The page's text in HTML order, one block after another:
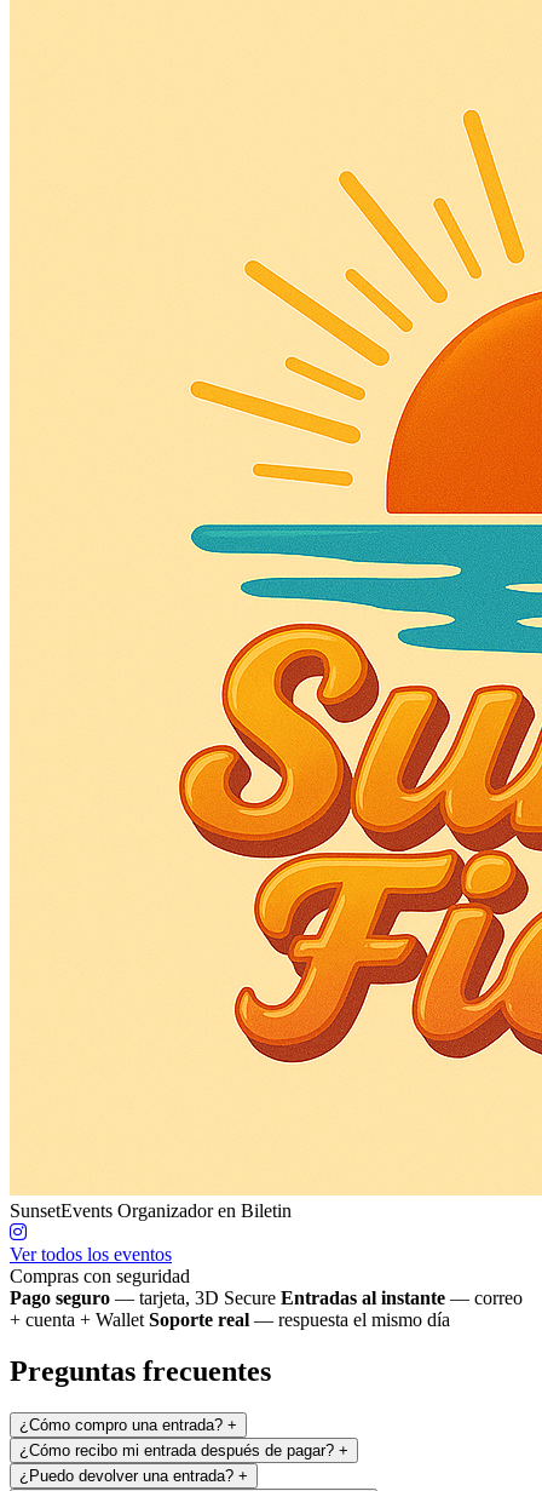
SunsetEvents Organizador en Biletin
Ver todos los eventos
Compras con seguridad
Pago seguro — tarjeta, 3D Secure Entradas al instante — correo
+ cuenta + Wallet Soporte real — respuesta el mismo día
Preguntas frecuentes
¿Cómo compro una entrada? +
¿Cómo recibo mi entrada después de pagar? +
¿Puedo devolver una entrada? +